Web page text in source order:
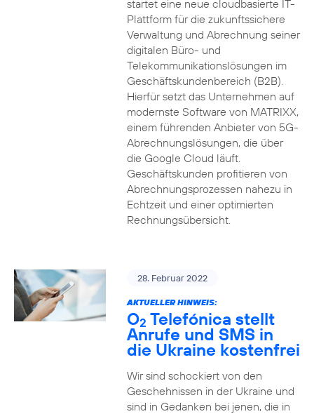
startet eine neue cloudbasierte IT-
Plattform für die zukunftssichere
Verwaltung und Abrechnung seiner
digitalen Büro- und
Telekommunikationslösungen im
Geschäftskundenbereich (B2B).
Hierfür setzt das Unternehmen auf
modernste Software von MATRIXX,
einem führenden Anbieter von 5G-
Abrechnungslösungen, die über
die Google Cloud läuft.
Geschäftskunden profitieren von
Abrechnungsprozessen nahezu in
Echtzeit und einer optimierten
Rechnungsübersicht.
28. Februar 2022
AKTUELLER HINWEIS:
O2 Telefónica stellt
Anrufe und SMS in
die Ukraine kostenfrei
Wir sind schockiert von den
Geschehnissen in der Ukraine und
sind in Gedanken bei jenen, die in